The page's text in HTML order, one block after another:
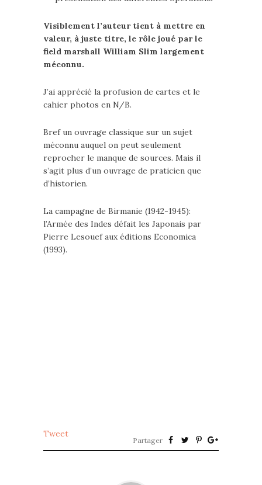
Visiblement l’auteur tient à mettre en
valeur, à juste titre, le rôle joué par le
field marshall William Slim largement
méconnu.
J’ai apprécié la profusion de cartes et le
cahier photos en N/B.
Bref un ouvrage classique sur un sujet
méconnu auquel on peut seulement
reprocher le manque de sources. Mais il
s’agit plus d’un ouvrage de praticien que
d’historien.
La campagne de Birmanie (1942-1945):
l’Armée des Indes défait les Japonais par
Pierre Lesouef aux éditions Economica
(1993).
Tweet
Partager